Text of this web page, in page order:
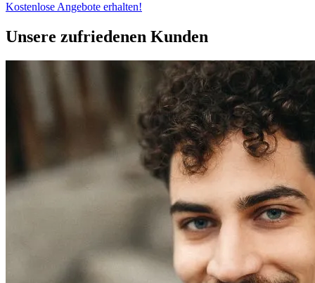
Kostenlose Angebote erhalten!
Unsere zufriedenen Kunden